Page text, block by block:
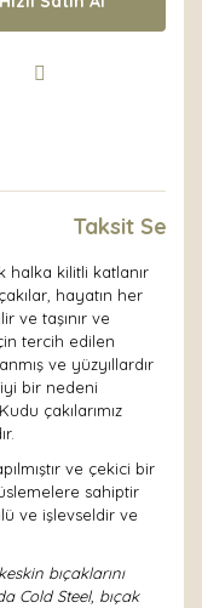
Taksit
halka kilitli katlanır
hayatın her
ve taşınır ve
tercih edilen
ve yüzyıllardır
bir nedeni
çakılarımız
ve çekici bir
sahiptir
ve işlevseldir ve
bıçaklarını
Cold Steel, bıçak